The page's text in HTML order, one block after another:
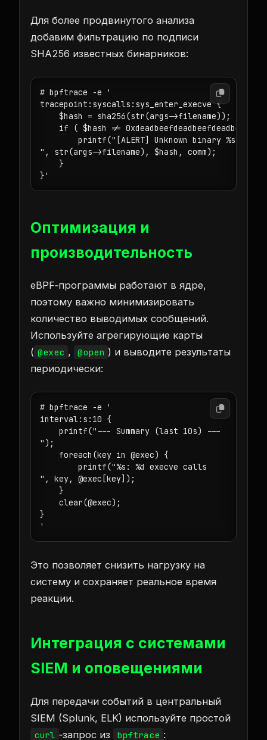
Для более продвинутого анализа
добавим фильтрацию по подписи
SHA256 известных бинарников:
# bpftrace -e '
tracepoint:syscalls:sys_enter_execve {
    $hash = sha256(str(args->filename));
if ( $hash !=
printf("[ALERT] Unknown binary %s
", str(args->filename), $hash, comm);
    }
Оптимизация и
производительность
eBPF‑программы работают в ядре,
поэтому важно минимизировать
количество выводимых сообщений.
Используйте агрегирующие карты
( @exec , @open ) и выводите результаты
периодически:
# bpftrace -e '
interval:s:10 {
    printf("--- Summary (last 10s) ---
");
    foreach(key in @exec) {
        printf("%s: %d execve calls
", key, @exec[key]);
    }
    clear(@exec);
}
'
Это позволяет снизить нагрузку на
систему и сохраняет реальное время
реакции.
Интеграция с системами
SIEM и оповещениями
Для передачи событий в центральный
SIEM (Splunk, ELK) используйте простой
curl ‑запрос из bpftrace :